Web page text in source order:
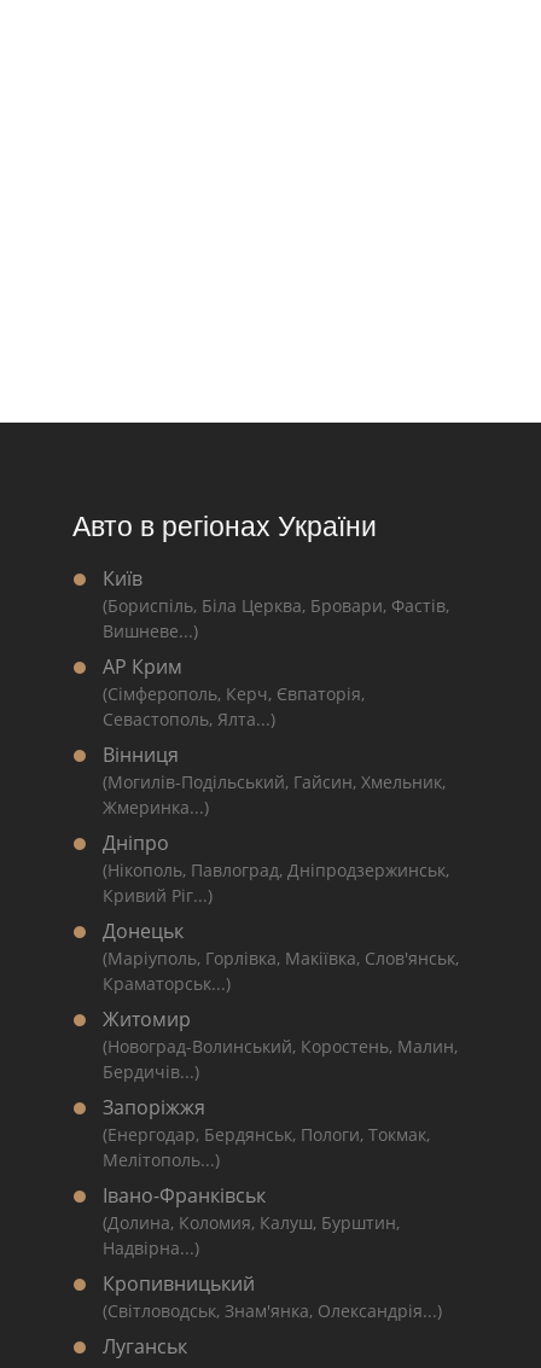
Авто в регіонах України
Київ
(Бориспіль, Біла Церква, Бровари, Фастів,
Вишневе...)
АР Крим
(Сімферополь, Керч, Євпаторія,
Севастополь, Ялта...)
Вінниця
(Могилів-Подільський, Гайсин, Хмельник,
Жмеринка...)
Дніпро
(Нікополь, Павлоград, Дніпродзержинськ,
Кривий Ріг...)
Донецьк
(Маріуполь, Горлівка, Макіївка, Слов'янськ,
Краматорськ...)
Житомир
(Новоград-Волинський, Коростень, Малин,
Бердичів...)
Запоріжжя
(Енергодар, Бердянськ, Пологи, Токмак,
Мелітополь...)
Івано-Франківськ
(Долина, Коломия, Калуш, Бурштин,
Надвірна...)
Кропивницький
(Світловодськ, Знам'янка, Олександрія...)
Луганськ